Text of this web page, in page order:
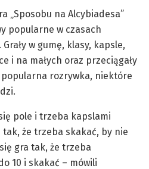
„Sposobu na Alcybiadesa”
popularne w czasach
w gumę, klasy, kapsle,
i na małych oraz przeciągały
rozrywka, niektóre
pole i trzeba kapslami
tak, że trzeba skakać, by nie
gra tak, że trzeba
10 i skakać – mówili